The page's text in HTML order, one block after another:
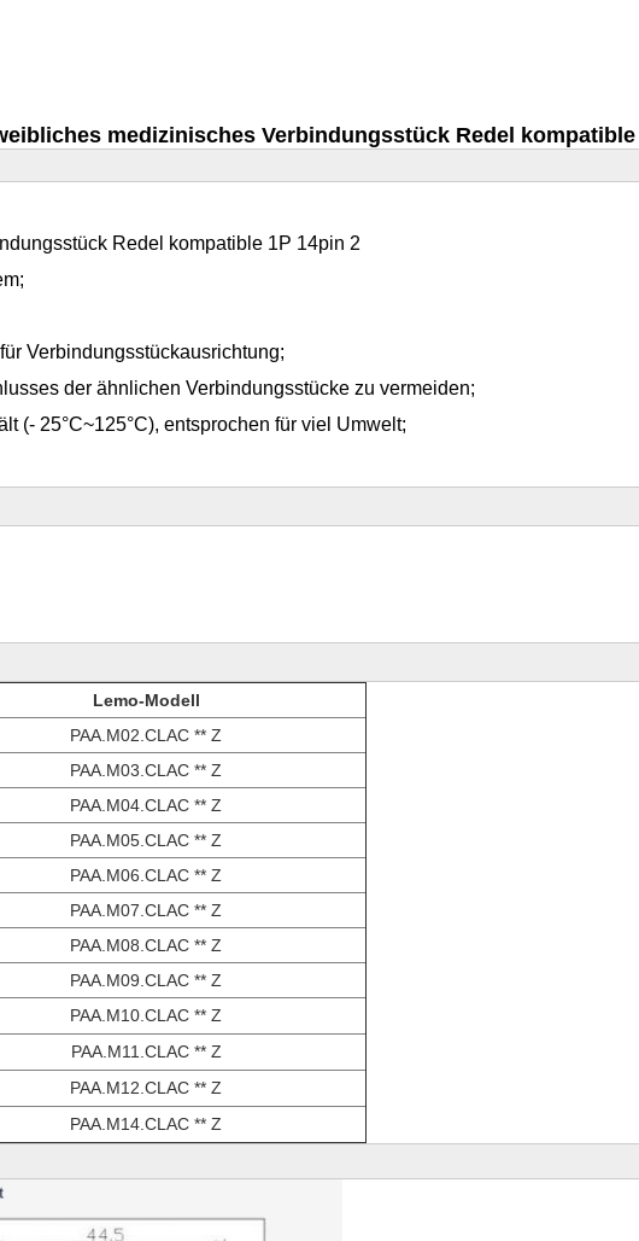
medizinisches Verbindungsstück Redel kompatible
Redel kompatible 1P 14pin 2
Verbindungsstückausrichtung;
der ähnlichen Verbindungsstücke zu vermeiden;
(- 25°C~125°C), entsprochen für viel Umwelt;
Lemo-Modell
PAA.M02.CLAC ** Z
PAA.M03.CLAC ** Z
PAA.M04.CLAC ** Z
PAA.M05.CLAC ** Z
PAA.M06.CLAC ** Z
PAA.M07.CLAC ** Z
PAA.M08.CLAC ** Z
PAA.M09.CLAC ** Z
PAA.M10.CLAC ** Z
PAA.M11.CLAC ** Z
PAA.M12.CLAC ** Z
PAA.M14.CLAC ** Z